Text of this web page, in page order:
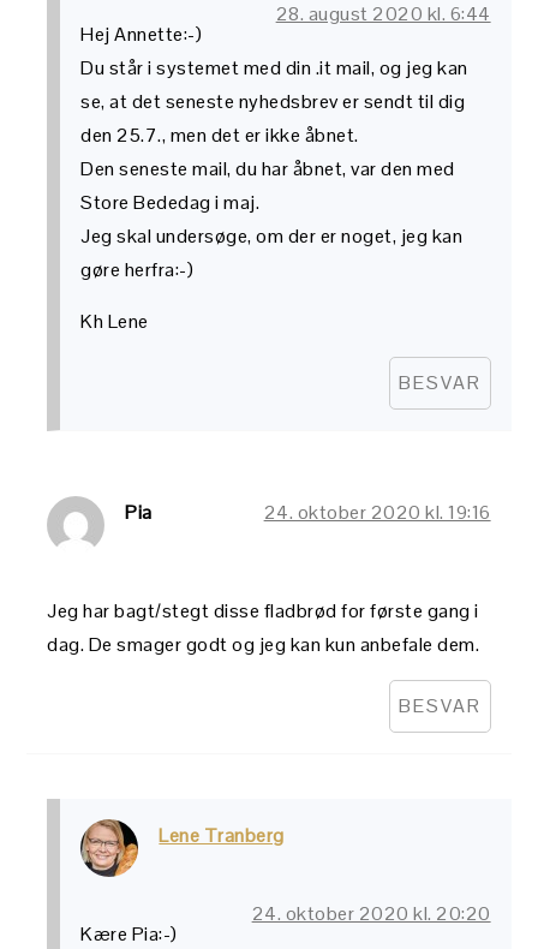
28. august 2020 kl. 6:44
Hej Annette:-)
Du står i systemet med din .it mail, og jeg kan
se, at det seneste nyhedsbrev er sendt til dig
den 25.7., men det er ikke åbnet.
Den seneste mail, du har åbnet, var den med
Store Bededag i maj.
Jeg skal undersøge, om der er noget, jeg kan
gøre herfra:-)
Kh Lene
BESVAR
Pia 24. oktober 2020 kl. 19:16
Jeg har bagt/stegt disse fladbrød for første gang i
dag. De smager godt og jeg kan kun anbefale dem.
BESVAR
Lene Tranberg
24. oktober 2020 kl. 20:20
Kære Pia:-)